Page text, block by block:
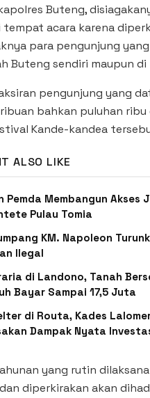
Buteng,
tempat acara karena
para pengunjung
Buteng sendiri maupun di
pengunjung yang
bahkan puluhan ribu
Kande-kandea
ALSO LIKE
Pemda Membangun Akses
Pulau Tomia
KM. Napoleon
Ilegal
di Landono, Tanah
Bayar Sampai 17,5 Juta
di Routa, Kades
Dampak Nyata
yang rutin
diperkirakan akan